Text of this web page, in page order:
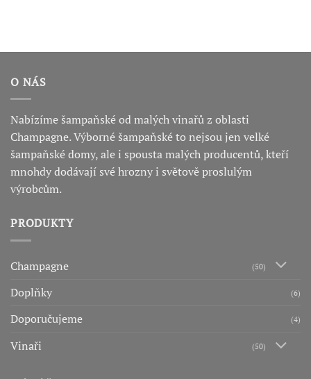
O NÁS
Nabízíme šampaňské od malých vinařů z oblasti
Champagne. Výborné šampaňské to nejsou jen velké
šampaňské domy, ale i spousta malých producentů, kteří
mnohdy dodávají své hrozny i světově proslulým
výrobcům.
PRODUKTY
Champagne (50)
Doplňky (6)
Doporučujeme (4)
Vinaři (50)